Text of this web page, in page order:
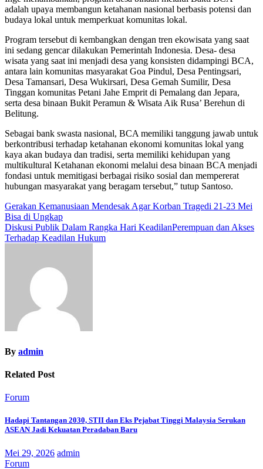
adalah upaya membangun ketahanan nasional berbasis potensi dan
budaya lokal untuk memperkuat komunitas lokal.
Program tersebut di kembangkan dengan tren ekowisata yang saat
ini sedang gencar dilakukan Pemerintah Indonesia. Desa- desa
wisata yang saat ini menjadi desa yang konsisten didampingi BCA,
antara lain komunitas masyarakat Goa Pindul, Desa Pentingsari,
Desa Tamansari, Desa Wukirsari, Desa Gemah Sumilir, Desa
Tinggan komunitas Petani Jahe Emprit di Pemalang dan Jepara,
serta desa binaan Bukit Peramun & Wisata Aik Rusa’ Berehun di
Belitung.
Sebagai bank swasta nasional, BCA memiliki tanggung jawab untuk
berkontribusi terhadap ketahanan ekonomi komunitas lokal yang
kaya akan budaya dan tradisi, serta memiliki kehidupan yang
multikultural Ketahanan ekonomi melalui desa binaan BCA menjadi
fondasi untuk memitigasi berbagai risiko sosial dan mempererat
hubungan masyarakat yang beragam tersebut,” tutup Santoso.
Navigasi
pos
Gerakan Kemanusiaan Mendesak Agar Korban Tragedi 21-23 Mei
Bisa di Ungkap
Diskusi Publik Dalam Rangka Hari KeadilanPerempuan dan Akses
Terhadap Keadilan Hukum
By admin
Related Post
Forum
Hadapi Tantangan 2030, STII dan Eks Pejabat Tinggi Malaysia Serukan
ASEAN Jadi Kekuatan Peradaban Baru
Mei 29, 2026 admin
Forum